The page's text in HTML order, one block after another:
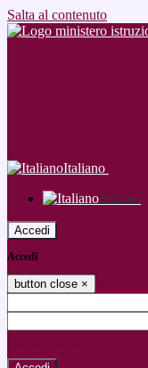
Salta al contenuto
Italiano
Italiano
Accedi
Accedi
button close ×